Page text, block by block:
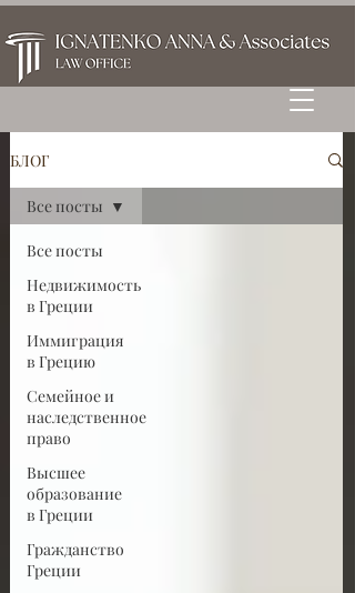
БЛОГ
Все посты
Недвижимость
в Греции
Иммиграция
в Грецию
Семейное и
наследственное
право
Высшее
образование
в Греции
Гражданство
Греции
Все посты